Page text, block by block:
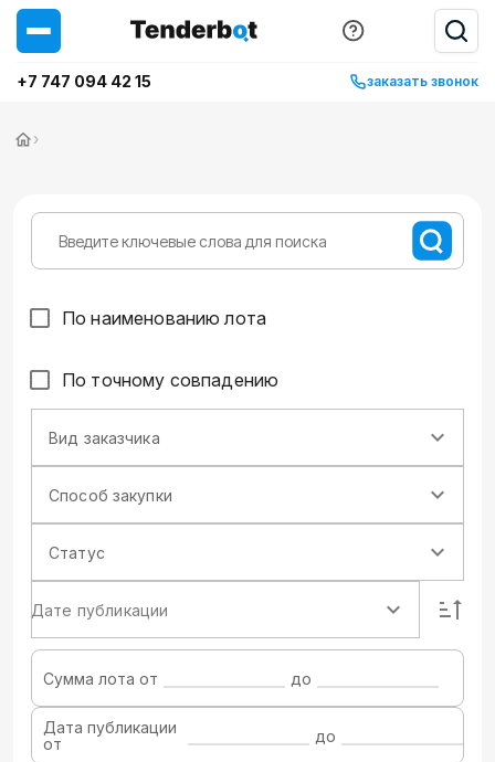
+7 747 094 42 15 заказать звонок
›
По наименованию лота
По точному совпадению
Вид заказчика
Способ закупки
Статус
Дате публикации
Сумма лота от до
Дата публикации
от
до